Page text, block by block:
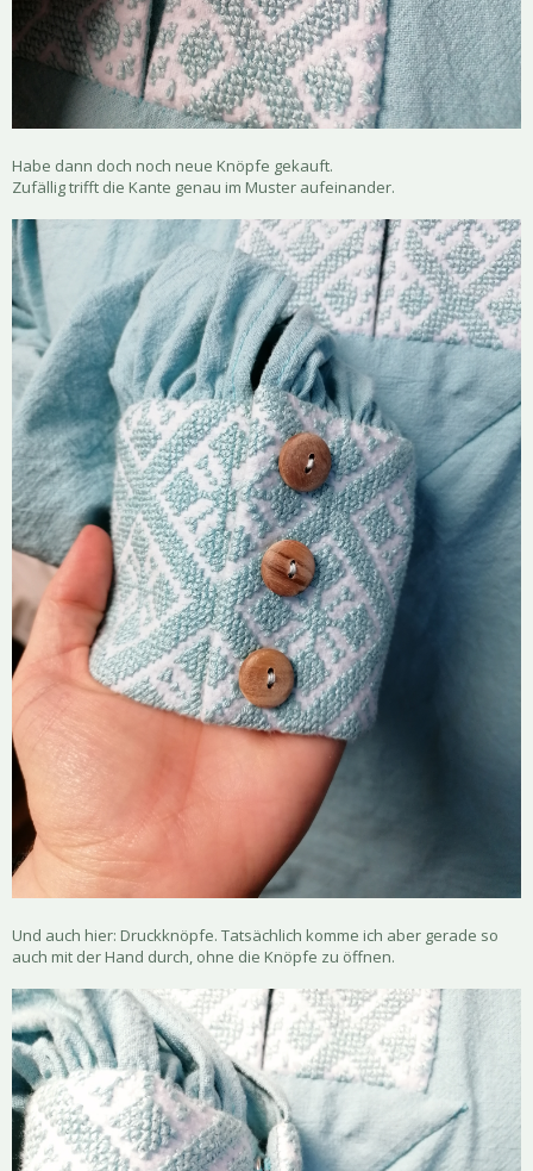
Habe dann doch noch neue Knöpfe gekauft.
Zufällig trifft die Kante genau im Muster aufeinander.
Und auch hier: Druckknöpfe. Tatsächlich komme ich aber gerade so
auch mit der Hand durch, ohne die Knöpfe zu öffnen.